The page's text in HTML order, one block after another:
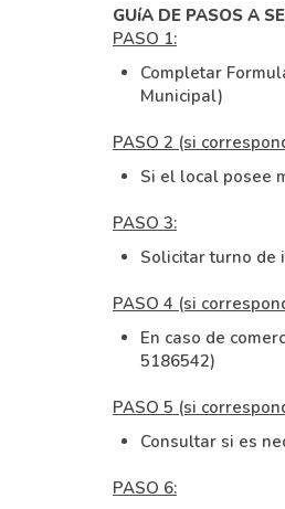
GUíA DE PASOS A
PASO 1:
Completar
Municipal)
PASO 2 (si
Si el local posee
PASO 3:
Solicitar turno de
PASO 4 (si
En caso de
5186542)
PASO 5 (si
Consultar si es
PASO 6: